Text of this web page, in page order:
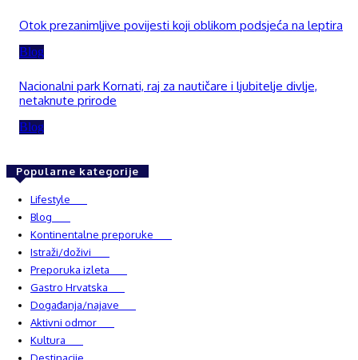
Otok prezanimljive povijesti koji oblikom podsjeća na leptira
Blog
Nacionalni park Kornati, raj za nautičare i ljubitelje divlje,
netaknute prirode
Blog
Popularne kategorije
Lifestyle
Blog
Kontinentalne preporuke
Istraži/doživi
Preporuka izleta
Gastro Hrvatska
Događanja/najave
Aktivni odmor
Kultura